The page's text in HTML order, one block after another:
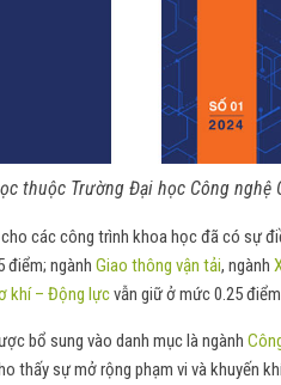
thuộc Trường Đại học Công nghệ
các công trình khoa học đã có sự
điểm; ngành Giao thông vận tải, ngành
khí – Động lựcvẫn giữ ở mức 0.25 điểm.
bổ sung vào danh mục là ngành
thấy sự mở rộng phạm vi và khuyến